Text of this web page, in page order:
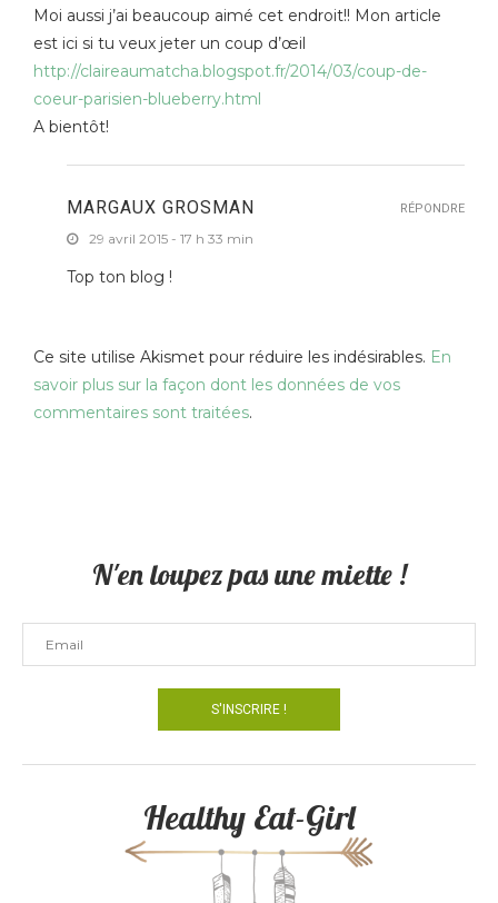
Moi aussi j’ai beaucoup aimé cet endroit!! Mon article
est ici si tu veux jeter un coup d’œil
http://claireaumatcha.blogspot.fr/2014/03/coup-de-
coeur-parisien-blueberry.html
A bientôt!
MARGAUX GROSMAN
29 avril 2015 - 17 h 33 min
Top ton blog !
RÉPONDRE
Ce site utilise Akismet pour réduire les indésirables. En
savoir plus sur la façon dont les données de vos
commentaires sont traitées.
N'en loupez pas une miette !
Healthy Eat-Girl